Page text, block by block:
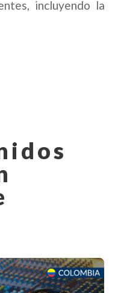
incluyendo la